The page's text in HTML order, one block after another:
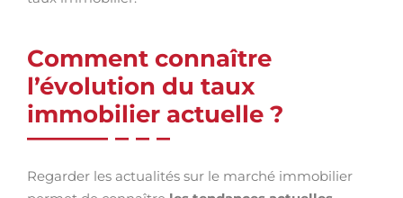
Comment connaître
l’évolution du taux
immobilier actuelle ?
Regarder les actualités sur le marché immobilier